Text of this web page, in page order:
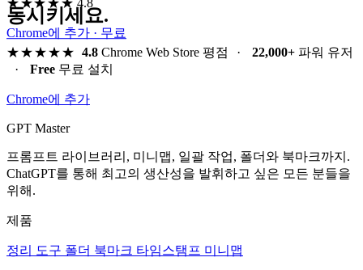
★★★★★ 4.8
Chrome에 추가 · 무료
동시키세요.
★★★★★ 4.8Chrome Web Store 평점 · 22,000+파워 유저
·
Free 무료 설치
Chrome에 추가
GPT Master
프롬프트 라이브러리, 미니맵, 일괄 작업, 폴더와 북마크까지.
ChatGPT를 통해 최고의 생산성을 발휘하고 싶은 모든 분들을
위해.
제품
정리 도구 폴더 북마크 타임스탬프 미니맵